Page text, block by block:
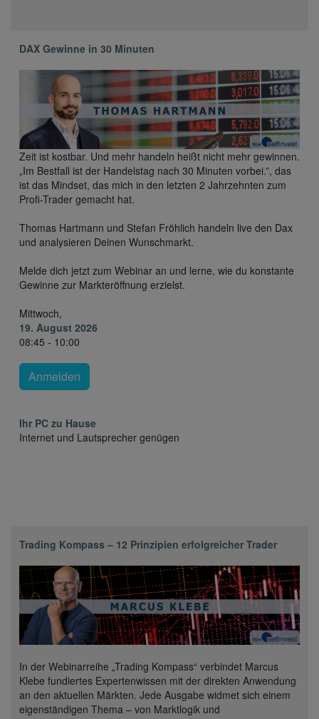
DAX Gewinne in 30 Minuten
Zeit ist kostbar. Und mehr handeln heißt nicht mehr gewinnen.
„Im Bestfall ist der Handelstag nach 30 Minuten vorbei.”, das
ist das Mindset, das mich in den letzten 2 Jahrzehnten zum
Profi-Trader gemacht hat.
Thomas Hartmann und Stefan Fröhlich handeln live den Dax
und analysieren Deinen Wunschmarkt.
Melde dich jetzt zum Webinar an und lerne, wie du konstante
Gewinne zur Markteröffnung erzielst.
Mittwoch,
19. August 2026
08:45 - 10:00
Anmelden
Ihr PC zu Hause
Internet und Lautsprecher genügen
Trading Kompass – 12 Prinzipien erfolgreicher Trader
In der Webinarreihe „Trading Kompass“ verbindet Marcus
Klebe fundiertes Expertenwissen mit der direkten Anwendung
an den aktuellen Märkten. Jede Ausgabe widmet sich einem
eigenständigen Thema – von Marktlogik und